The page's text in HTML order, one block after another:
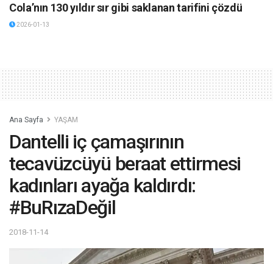
Cola’nın 130 yıldır sır gibi saklanan tarifini çözdü
2026-01-13
Ana Sayfa YAŞAM
Dantelli iç çamaşırının
tecavüzcüyü beraat ettirmesi
kadınları ayağa kaldırdı:
#BuRızaDeğil
2018-11-14